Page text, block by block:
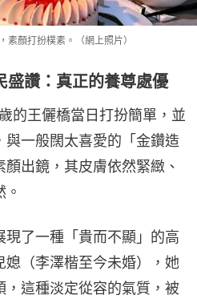
顏打扮樸素。（網上照片）
讚：真正的養尊處優
的王儷橋當日打扮簡單，並
一般闊太喜愛的「金鑽造
出鏡，其皮膚依然緊緻、
了一種「貴而不顯」的高
（李澤楷至今未婚），她
這種淡定從容的氣質，被